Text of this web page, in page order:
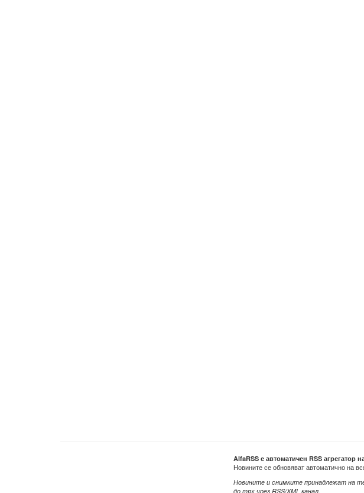
AlfaRSS е автоматичен RSS агрегатор
Новините се обновяват автоматично на
Новините и снимките принадлежат на
до тях чрез RSS/XML канал.